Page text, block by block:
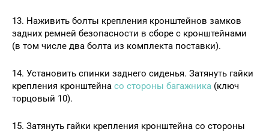
13. Наживить болты крепления кронштейнов замков
задних ремней безопасности в сборе с кронштейнами
(в том числе два болта из комплекта поставки).
14. Установить спинки заднего сиденья. Затянуть гайки
крепления кронштейна со стороны багажника (ключ
торцовый 10).
15. Затянуть гайки крепления кронштейна со стороны